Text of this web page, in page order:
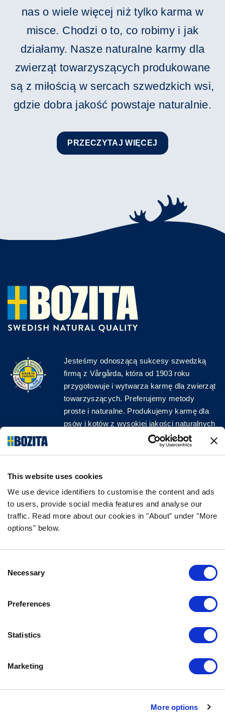
This website uses cookies
We use device identifiers to customise the content and ads
to users, provide social media features and analyse our
traffic. Read more about our cookies in "About" under "More
options" below.
Selection
Necessary
Preferences
Statistics
Marketing
More options
nas o wiele więcej niż tylko karma w
misce. Chodzi o to, co robimy i jak
działamy. Nasze naturalne karmy dla
zwierząt towarzyszących produkowane
są z miłością w sercach szwedzkich wsi,
gdzie dobra jakość powstaje naturalnie.
PRZECZYTAJ WIĘCEJ
Jesteśmy odnoszącą sukcesy szwedzką
firmą z Vårgårda, która od 1903 roku
przygotowuje i wytwarza karmę dla zwierząt
towarzyszących. Preferujemy metody
proste i naturalne. Produkujemy karmę dla
psów i kotów z wysokiej jakości naturalnych
surowców, bez zbędnych dodatków!
ŚLEDŹ NAS W MEDIACH
INFORMACJA
GWARANCJA SMAKU
info.pl@bozita.se